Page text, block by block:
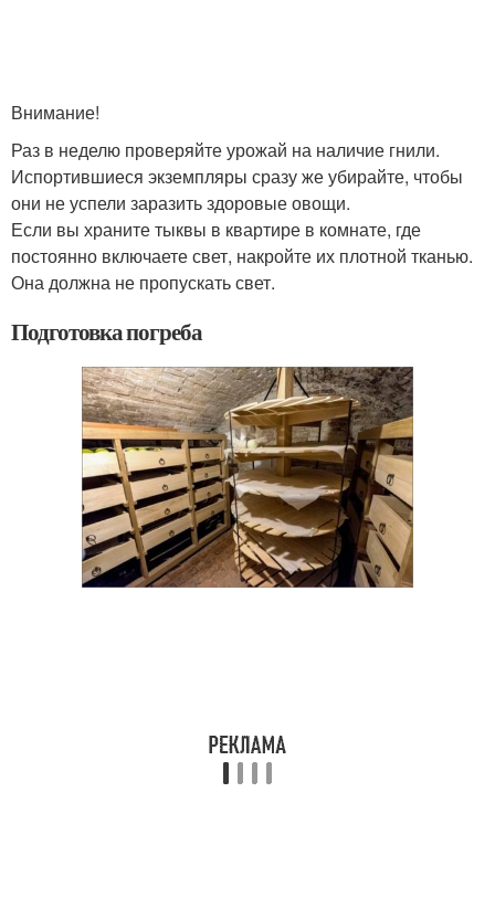
Внимание!
Раз в неделю проверяйте урожай на наличие гнили.
Испортившиеся экземпляры сразу же убирайте, чтобы
они не успели заразить здоровые овощи.
Если вы храните тыквы в квартире в комнате, где
постоянно включаете свет, накройте их плотной тканью.
Она должна не пропускать свет.
Подготовка погреба